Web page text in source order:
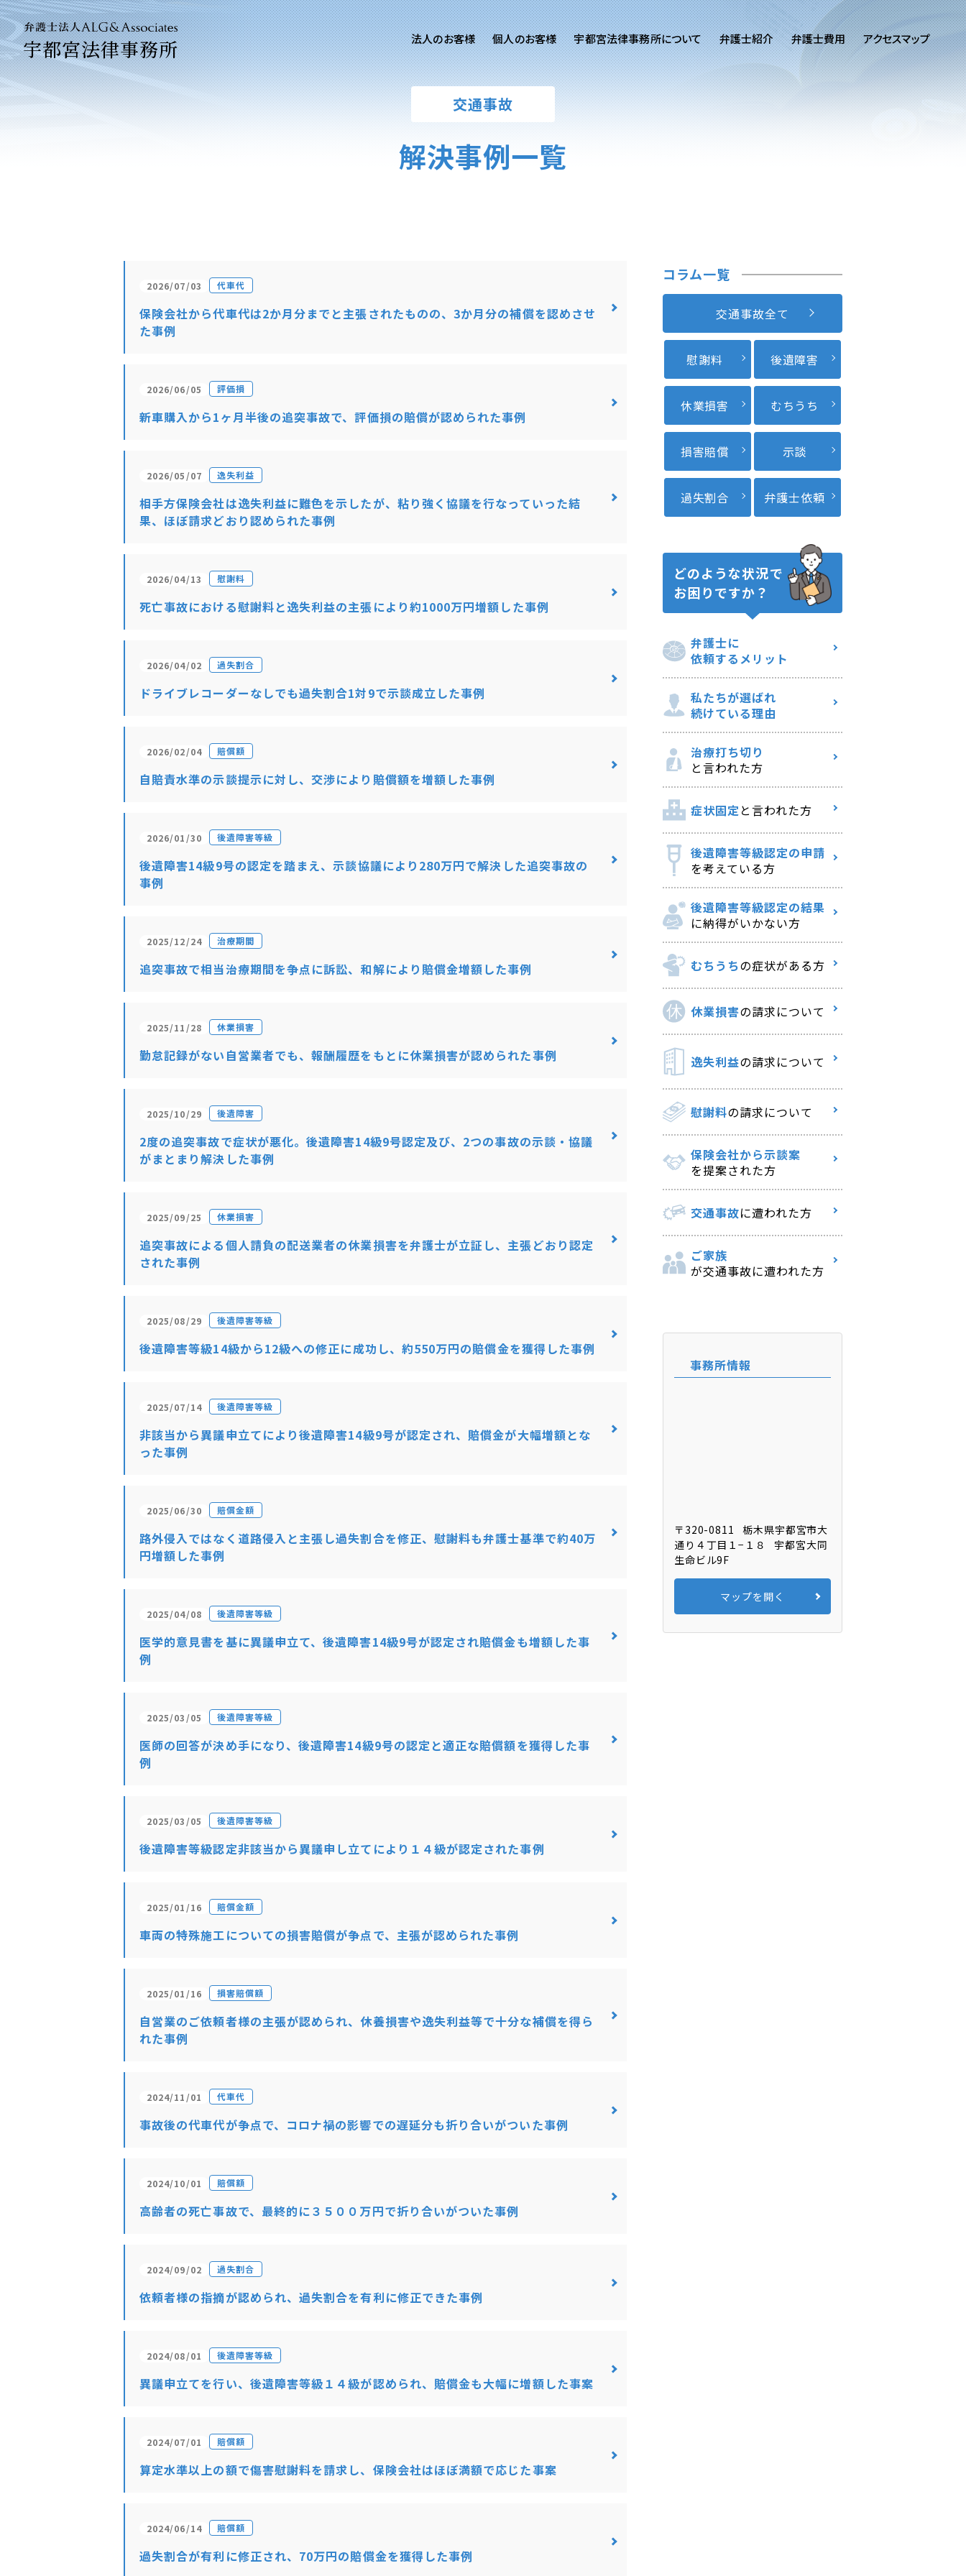
宇都宮法律事務所 法人のお客様
法人のお客様ご相談
労務専用サイト
個人のお客様
個人のお客様ご相談
医療過誤
刑事事件
宇都宮法律事務所について 弁護士紹介 弁護士費用 アクセスマップ
交通事故
解決事例一覧
2026/07/03 代車代
保険会社から代車代は2か月分までと主張されたものの、3か月分の補償を認めさせ
た事例
2026/06/05 評価損
新車購入から1ヶ月半後の追突事故で、評価損の賠償が認められた事例
2026/05/07 逸失利益
相手方保険会社は逸失利益に難色を示したが、粘り強く協議を行なっていった結
果、ほぼ請求どおり認められた事例
2026/04/13 慰謝料
死亡事故における慰謝料と逸失利益の主張により約1000万円増額した事例
2026/04/02 過失割合
ドライブレコーダーなしでも過失割合1対9で示談成立した事例
2026/02/04 賠償額
自賠責水準の示談提示に対し、交渉により賠償額を増額した事例
2026/01/30 後遺障害等級
後遺障害14級9号の認定を踏まえ、示談協議により280万円で解決した追突事故の
事例
2025/12/24 治療期間
追突事故で相当治療期間を争点に訴訟、和解により賠償金増額した事例
2025/11/28 休業損害
勤怠記録がない自営業者でも、報酬履歴をもとに休業損害が認められた事例
2025/10/29 後遺障害
2度の追突事故で症状が悪化。後遺障害14級9号認定及び、2つの事故の示談・協議
がまとまり解決した事例
2025/09/25 休業損害
追突事故による個人請負の配送業者の休業損害を弁護士が立証し、主張どおり認定
された事例
2025/08/29 後遺障害等級
後遺障害等級14級から12級への修正に成功し、約550万円の賠償金を獲得した事例
2025/07/14 後遺障害等級
非該当から異議申立てにより後遺障害14級9号が認定され、賠償金が大幅増額とな
った事例
2025/06/30 賠償金額
路外侵入ではなく道路侵入と主張し過失割合を修正、慰謝料も弁護士基準で約40万
円増額した事例
2025/04/08 後遺障害等級
医学的意見書を基に異議申立て、後遺障害14級9号が認定され賠償金も増額した事
例
2025/03/05 後遺障害等級
医師の回答が決め手になり、後遺障害14級9号の認定と適正な賠償額を獲得した事
例
2025/03/05 後遺障害等級
後遺障害等級認定非該当から異議申し立てにより１４級が認定された事例
2025/01/16 賠償金額
車両の特殊施工についての損害賠償が争点で、主張が認められた事例
2025/01/16 損害賠償額
自営業のご依頼者様の主張が認められ、休養損害や逸失利益等で十分な補償を得ら
れた事例
2024/11/01 代車代
事故後の代車代が争点で、コロナ禍の影響での遅延分も折り合いがついた事例
2024/10/01 賠償額
高齢者の死亡事故で、最終的に３５００万円で折り合いがついた事例
2024/09/02 過失割合
依頼者様の指摘が認められ、過失割合を有利に修正できた事例
2024/08/01 後遺障害等級
異議申立てを行い、後遺障害等級１４級が認められ、賠償金も大幅に増額した事案
2024/07/01 賠償額
算定水準以上の額で傷害慰謝料を請求し、保険会社はほぼ満額で応じた事案
2024/06/14 賠償額
過失割合が有利に修正され、70万円の賠償金を獲得した事例
コラム一覧
交通事故全て
慰謝料 後遺障害
休業損害 むちうち
損害賠償 示談
過失割合 弁護士依頼
どのような状況で
お困りですか？
弁護士に
依頼するメリット
私たちが選ばれ
続けている理由
治療打ち切り
と言われた方
症状固定と言われた方
後遺障害等級認定の申請
を考えている方
後遺障害等級認定の結果
に納得がいかない方
むちうちの症状がある方
休業損害の請求について
逸失利益の請求について
慰謝料の請求について
保険会社から示談案
を提案された方
交通事故に遭われた方
ご家族
が交通事故に遭われた方
事務所情報
〒320-0811
栃木県宇都宮市大
通り４丁目１−１８
宇都宮大同
生命ビル9F
マップを開く